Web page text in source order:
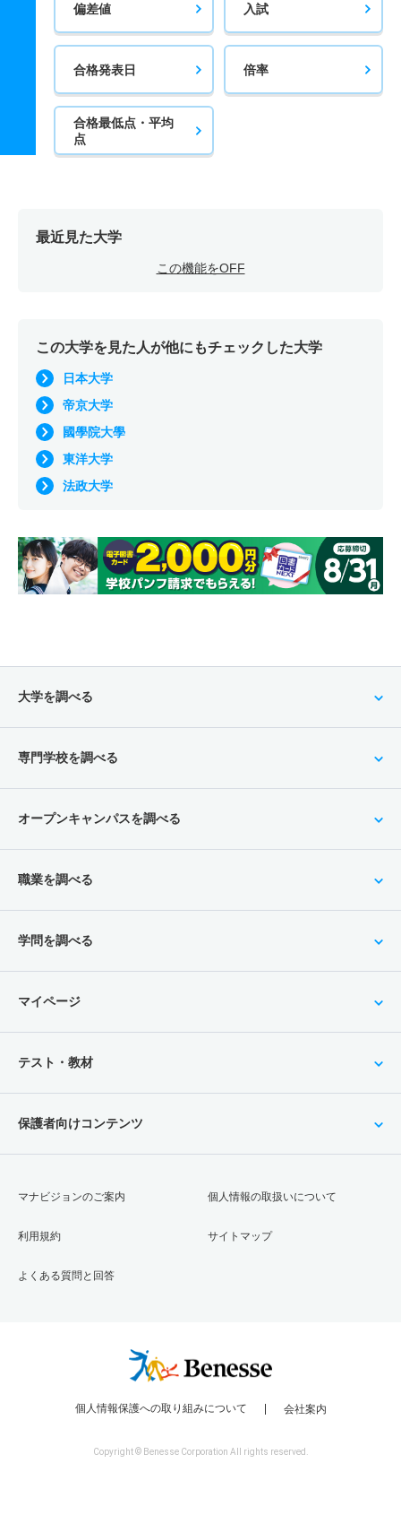
偏差値 入試
合格発表日 倍率
合格最低点・平均
点
最近見た大学
この機能をOFF
この大学を見た人が他にもチェックした大学
日本大学
帝京大学
國學院大學
東洋大学
法政大学
大学を調べる
専門学校を調べる
オープンキャンパスを調べる
職業を調べる
学問を調べる
マイページ
テスト・教材
保護者向けコンテンツ
マナビジョンのご案内
利用規約
よくある質問と回答
個人情報の取扱いについて
サイトマップ
個人情報保護への取り組みについて 会社案内
Copyright © Benesse Corporation All rights reserved.